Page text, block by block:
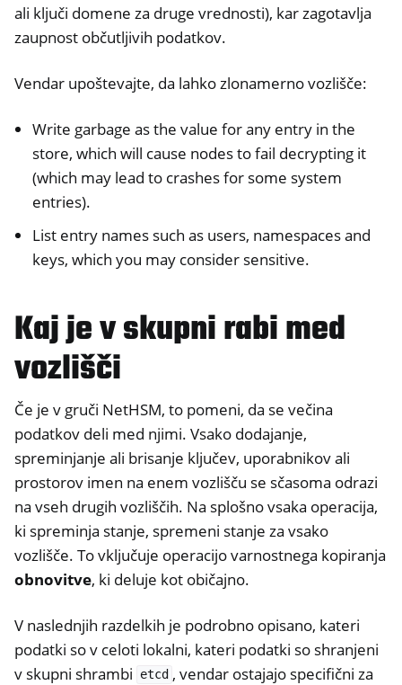
ali ključi domene za druge vrednosti), kar zagotavlja
zaupnost občutljivih podatkov.
Vendar upoštevajte, da lahko zlonamerno vozlišče:
Write garbage as the value for any entry in the
store, which will cause nodes to fail decrypting it
(which may lead to crashes for some system
entries).
List entry names such as users, namespaces and
keys, which you may consider sensitive.
Kaj je v skupni rabi med
vozlišči
Če je v gruči NetHSM, to pomeni, da se večina
podatkov deli med njimi. Vsako dodajanje,
spreminjanje ali brisanje ključev, uporabnikov ali
prostorov imen na enem vozlišču se sčasoma odrazi
na vseh drugih vozliščih. Na splošno vsaka operacija,
ki spreminja stanje, spremeni stanje za vsako
vozlišče. To vključuje operacijo varnostnega kopiranja
obnovitve, ki deluje kot običajno.
V naslednjih razdelkih je podrobno opisano, kateri
podatki so v celoti lokalni, kateri podatki so shranjeni
v skupni shrambi
etcd , vendar ostajajo specifični za